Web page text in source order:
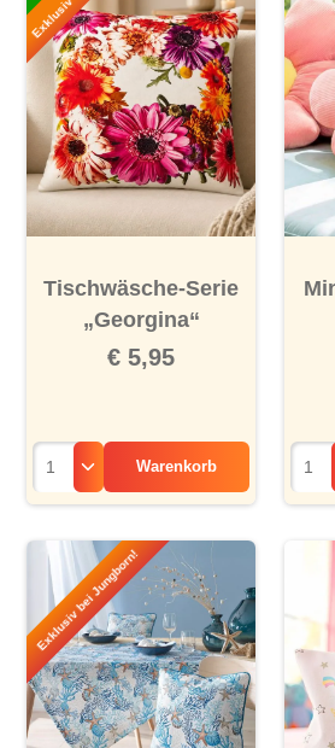
Tischwäsche-Serie
„Georgina“
€ 5,95
Warenkorb
Exklusiv bei Jungborn!